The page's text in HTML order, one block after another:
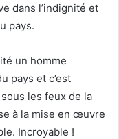
dans l’indignité et
pays.
un homme
pays et c’est
les feux de la
à la mise en œuvre
Incroyable !